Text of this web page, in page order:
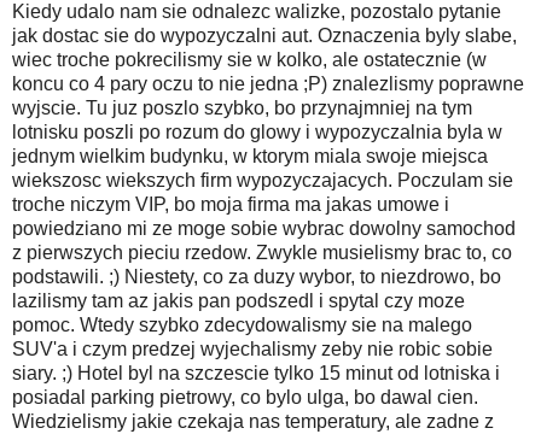
Kiedy udalo nam sie odnalezc walizke, pozostalo pytanie
jak dostac sie do wypozyczalni aut. Oznaczenia byly slabe,
wiec troche pokrecilismy sie w kolko, ale ostatecznie (w
koncu co 4 pary oczu to nie jedna ;P) znalezlismy poprawne
wyjscie. Tu juz poszlo szybko, bo przynajmniej na tym
lotnisku poszli po rozum do glowy i wypozyczalnia byla w
jednym wielkim budynku, w ktorym miala swoje miejsca
wiekszosc wiekszych firm wypozyczajacych. Poczulam sie
troche niczym VIP, bo moja firma ma jakas umowe i
powiedziano mi ze moge sobie wybrac dowolny samochod
z pierwszych pieciu rzedow. Zwykle musielismy brac to, co
podstawili. ;) Niestety, co za duzy wybor, to niezdrowo, bo
lazilismy tam az jakis pan podszedl i spytal czy moze
pomoc. Wtedy szybko zdecydowalismy sie na malego
SUV'a i czym predzej wyjechalismy zeby nie robic sobie
siary. ;) Hotel byl na szczescie tylko 15 minut od lotniska i
posiadal parking pietrowy, co bylo ulga, bo dawal cien.
Wiedzielismy jakie czekaja nas temperatury, ale zadne z